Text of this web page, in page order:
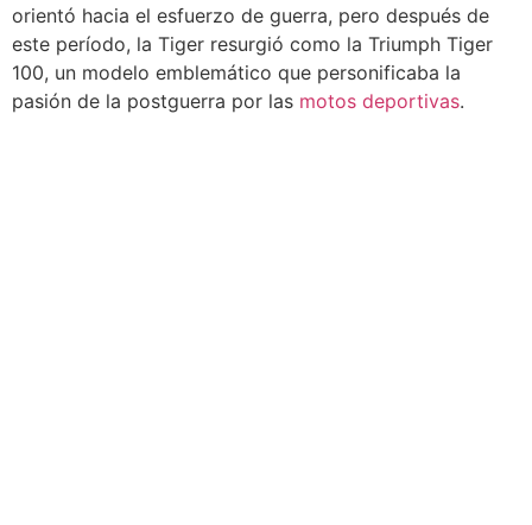
orientó hacia el esfuerzo de guerra, pero después de
este período, la Tiger resurgió como la Triumph Tiger
100, un modelo emblemático que personificaba la
pasión de la postguerra por las motos deportivas.